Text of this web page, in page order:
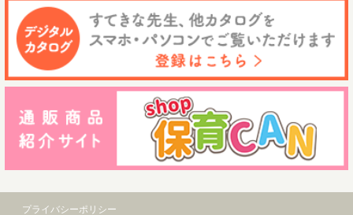
プライバシーポリシー